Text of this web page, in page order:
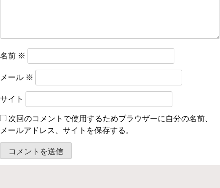
名前 ※
メール ※
サイト
次回のコメントで使用するためブラウザーに自分の名前、
メールアドレス、サイトを保存する。